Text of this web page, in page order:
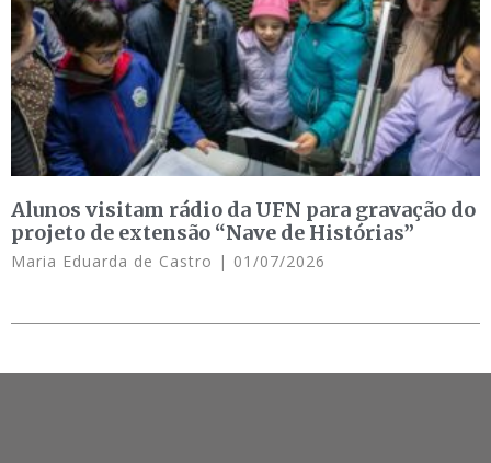
Alunos visitam rádio da UFN para gravação do
projeto de extensão “Nave de Histórias”
Maria Eduarda de Castro 01/07/2026